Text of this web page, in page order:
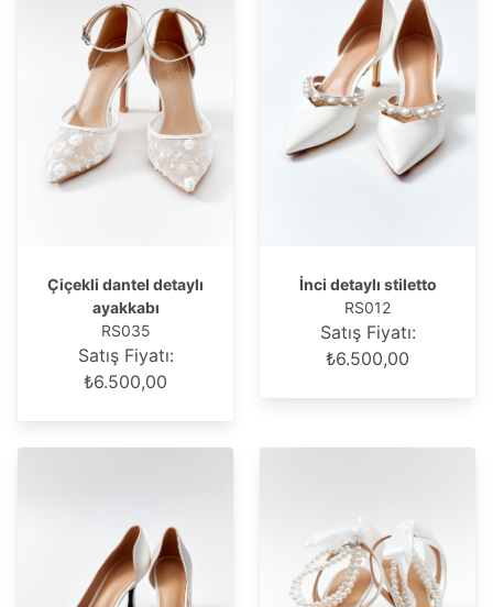
Çiçekli dantel detaylı
ayakkabı
RS035
Satış Fiyatı:
₺6.500,00
İnci detaylı stiletto
RS012
Satış Fiyatı:
₺6.500,00